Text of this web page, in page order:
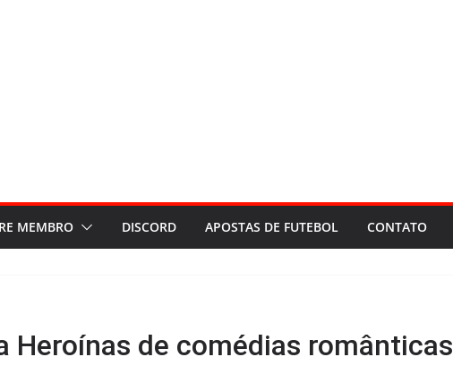
MEMBRO DISCORD APOSTAS DE FUTEBOL CONTATO
Heroínas de comédias românticas